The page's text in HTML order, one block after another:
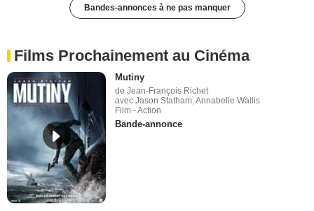
Bandes-annonces à ne pas manquer
Films Prochainement au Cinéma
Mutiny
de Jean-François Richet
avec Jason Statham, Annabelle Wallis
Film - Action
Bande-annonce